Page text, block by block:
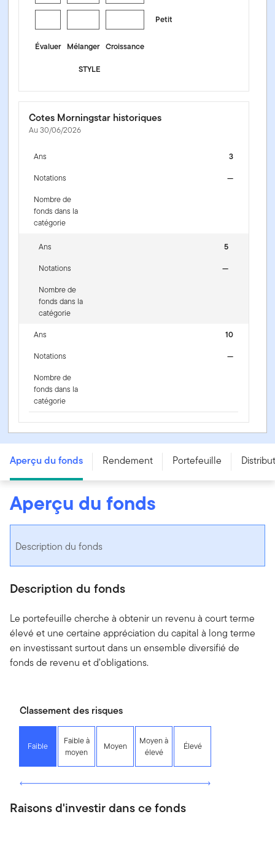
Petit
Évaluer Mélanger Croissance
STYLE
Cotes Morningstar historiques
Au 30/06/2026
Ans
3
Notations
—
Nombre de
fonds dans la
catégorie
Ans
5
Notations
—
Nombre de
fonds dans la
catégorie
Ans
10
Notations
—
Nombre de
fonds dans la
catégorie
Portefeuille de revenu diversifié Franklin Quotentiel -
Series OT - CAD
Aperçu du fonds Rendement Portefeuille
Aperçu du fonds
Description du fonds
Description du fonds
Le portefeuille cherche à obtenir un revenu à court terme
élevé et une certaine appréciation du capital à long terme
en investissant surtout dans un ensemble diversifié de
fonds de revenu et d’obligations.
Classement des risques
Faible
Faible à
moyen
Moyen
Moyen à
élevé
Élevé
Raisons d'investir dans ce fonds